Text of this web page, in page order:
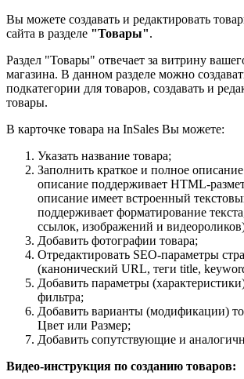
Вы можете создавать и редактировать
сайта в разделе "Товары".
Раздел "Товары" отвечает за витрину
магазина. В данном разделе можно
подкатегории для товаров, создавать и
товары.
В карточке товара на InSales Вы можете:
Указать название товара;
Заполнить краткое и полное описание
описание поддерживает HTML-
описание имеет встроенный
поддерживает форматирование
ссылок, изображений и
Добавить фотографии товара;
Отредактировать SEO-параметры
(канонический URL, теги title,
Добавить параметры
фильтра;
Добавить варианты (модификации)
Цвет или Размер;
Добавить сопутствующие и
Видео-инструкция по созданию товаров: